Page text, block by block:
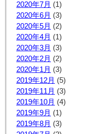
2020年7月 (1)
2020年6月 (3)
2020年5月 (2)
2020年4月 (1)
2020年3月 (3)
2020年2月 (2)
2020年1月 (3)
2019年12月 (5)
2019年11月 (3)
2019年10月 (4)
2019年9月 (1)
2019年8月 (3)